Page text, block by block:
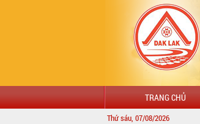
TRANG CHỦ
Thứ sáu, 07/08/2026